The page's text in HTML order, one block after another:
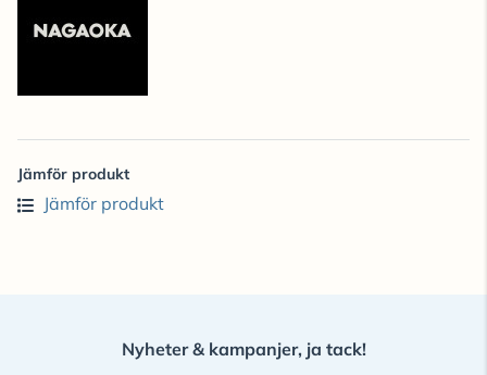
Jämför produkt
Jämför produkt
Nyheter & kampanjer, ja tack!